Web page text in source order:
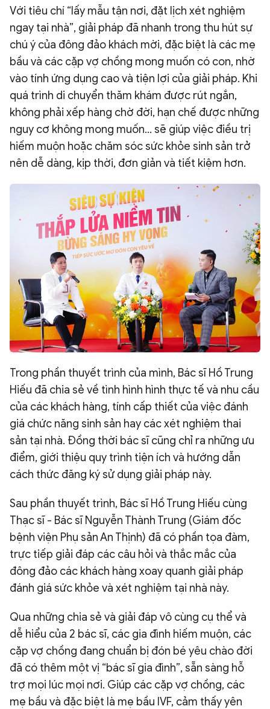
Với tiêu chí “lấy mẫu tận nơi, đặt lịch xét nghiệm
ngay tại nhà”, giải pháp đã nhanh trong thu hút sự
chú ý của đông đảo khách mời, đặc biệt là các mẹ
bầu và các cặp vợ chồng mong muốn có con, nhờ
vào tính ứng dụng cao và tiện lợi của giải pháp. Khi
quá trình di chuyển thăm khám được rút ngắn,
không phải xếp hàng chờ đời, hạn chế được những
nguy cơ không mong muốn… sẽ giúp việc điều trị
hiếm muộn hoặc chăm sóc sức khỏe sinh sản trở
nên dễ dàng, kịp thời, đơn giản và tiết kiệm hơn.
Trong phần thuyết trình của mình, Bác sĩ Hồ Trung
Hiếu đã chia sẻ về tình hình hình thực tế và nhu cầu
của các khách hàng, tính cấp thiết của việc đánh
giá chức năng sinh sản hay các xét nghiệm thai
sản tại nhà. Đồng thời bác sĩ cũng chỉ ra những ưu
điểm, giới thiệu quy trình tiện ích và hướng dẫn
cách thức đăng ký sử dụng giải pháp này.
Sau phần thuyết trình, Bác sĩ Hồ Trung Hiếu cùng
Thạc sĩ - Bác sĩ Nguyễn Thành Trung (Giám đốc
bệnh viện Phụ sản An Thịnh) đã có phần tọa đàm,
trực tiếp giải đáp các câu hỏi và thắc mắc của
đông đảo các khách hàng xoay quanh giải pháp
đánh giá sức khỏe và xét nghiệm tại nhà này.
Qua những chia sẻ và giải đáp vô cùng cụ thể và
dễ hiểu của 2 bác sĩ, các gia đình hiếm muộn, các
cặp vợ chồng đang chuẩn bị đón bé yêu chào đời
đã có thêm một vị “bác sĩ gia đình”, sẵn sàng hỗ
trợ mọi lúc mọi nơi. Giúp các cặp vợ chồng, các
mẹ bầu và đặc biệt là mẹ bầu IVF, cảm thấy yên